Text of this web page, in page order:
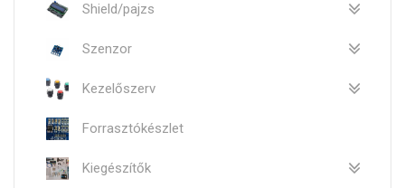
Shield/pajzs
Szenzor
Kezelőszerv
Forrasztókészlet
Kiegészítők